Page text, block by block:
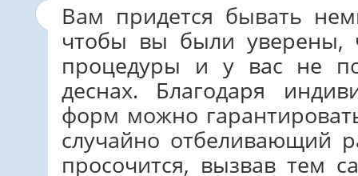
Вам придется бывать
чтобы вы были уверены,
процедуры и у вас не
деснах. Благодаря
форм можно
случайно отбеливающий
просочится, вызвав тем